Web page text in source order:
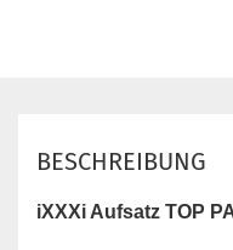
BESCHREIBUNG
iXXXi Aufsatz TOP